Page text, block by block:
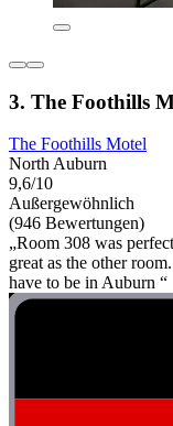
3. The Foothills
The Foothills Motel
North Auburn
9,6/10
Außergewöhnlich
(946 Bewertungen)
„Room 308 was
great as the other
have to be in Auburn “